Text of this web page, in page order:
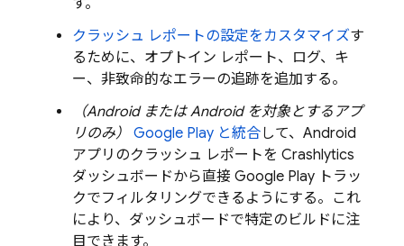
す。
クラッシュ レポートの設定をカスタマイズす
るために、オプトイン レポート、ログ、キ
ー、非致命的なエラーの追跡を追加する。
（Android または Android を対象とするアプ
リのみ）
Google Play と統合して、Android
アプリのクラッシュ レポートを Crashlytics
ダッシュボードから直接 Google Play トラッ
クでフィルタリングできるようにする。これ
により、ダッシュボードで特定のビルドに注
目できます。